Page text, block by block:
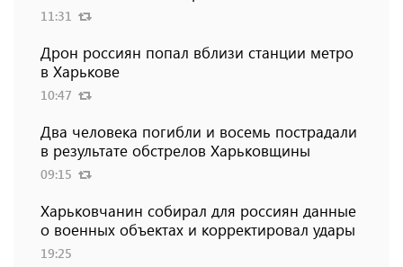
11:31
Дрон россиян попал вблизи станции метро
в Харькове
10:47
Два человека погибли и восемь пострадали
в результате обстрелов Харьковщины
09:15
Харьковчанин собирал для россиян данные
о военных объектах и ​​корректировал удары
19:25